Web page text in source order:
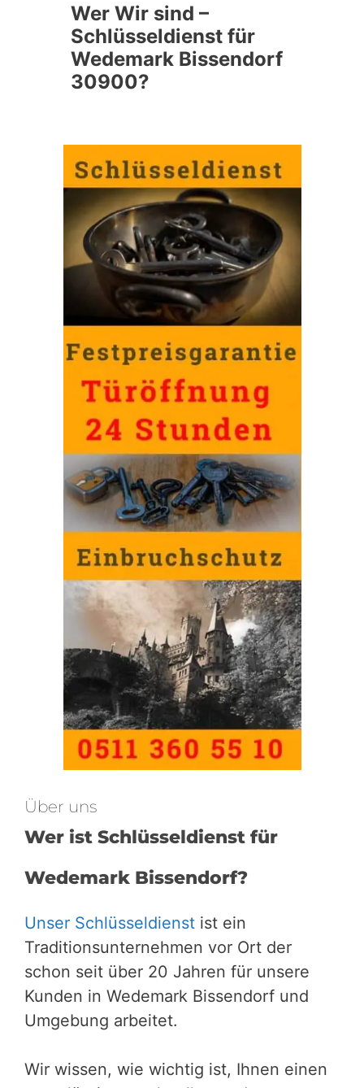
Wer Wir sind –
Schlüsseldienst für
Wedemark Bissendorf
30900?
Über uns
Wer ist Schlüsseldienst für
Wedemark Bissendorf?
Unser Schlüsseldienst ist ein
Traditionsunternehmen vor Ort der
schon seit über 20 Jahren für unsere
Kunden in Wedemark Bissendorf und
Umgebung arbeitet.
Wir wissen, wie wichtig ist, Ihnen einen